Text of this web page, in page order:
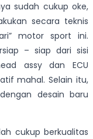
sudah cukup oke,
secara teknis
motor sport ini.
– siap dari sisi
assy dan ECU
mahal. Selain itu,
desain baru
cukup berkualitas